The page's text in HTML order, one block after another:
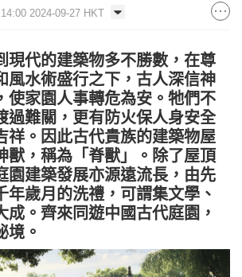
2024-09-27 HKT
現代的建築物多不勝數，在尊
風水術盛行之下，古人深信神
使家園人事轉危為安。牠們不
過難關，更有防火保人身安全
祥。因此古代貴族的建築物屋
獸，稱為「脊獸」。除了屋頂
園建築發展亦源遠流長，由先
年歲月的洗禮，可謂集文學、
成。齊來同遊中國古代庭園，
境。